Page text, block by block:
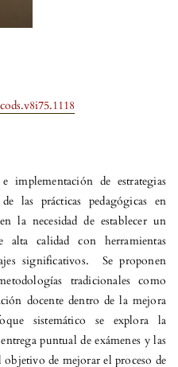
implementación de estrategias
las prácticas pedagógicas en
la necesidad de establecer un
alta calidad con herramientas
significativos. Se proponen
tradicionales como
docente dentro de la mejora
sistemático se explora la
puntual de exámenes y las
de mejorar el proceso de